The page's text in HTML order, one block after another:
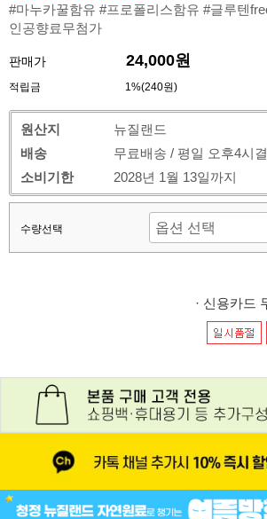
#마누카꿀함유 #프로폴리스함유 #글루텐
인공향료무첨가
판매가 24,000원
적립금 1%(240원)
원산지
뉴질랜드
배송
무료배송 / 평일 오후4시
소비기한
2028년 1월 13일까지
수량선택
· 신용카드